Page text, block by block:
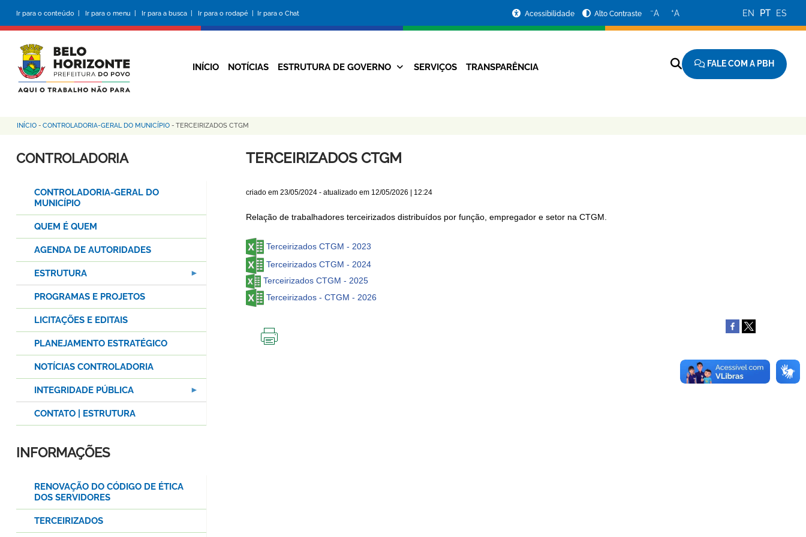
conteúdo
principal
Ir para o conteúdo | Ir para o menu | Ir para a busca | Ir para o rodapé | Ir para o Chat
da
Prefeitura
Acessibilidade Alto Contraste −A +A EN PT ES
Navegação
INÍCIO NOTÍCIAS ESTRUTURA DE GOVERNO SERVIÇOS TRANSPARÊNCIA FALE COM A PBH
Trilha
de
INÍCIO - CONTROLADORIA-GERAL DO MUNICÍPIO - TERCEIRIZADOS CTGM
TERCEIRIZADOS CTGM
criado em 23/05/2024- atualizado em 12/05/2026 | 12:24
Relação de trabalhadores terceirizados distribuídos por função, empregador e setor na CTGM.
Terceirizados CTGM - 2023
Terceirizados CTGM - 2024
Terceirizados CTGM - 2025
Terceirizados - CTGM - 2026
CONTROLADORIA
CONTROLADORIA-GERAL DO
MUNICÍPIO
QUEM É QUEM
AGENDA DE AUTORIDADES
ESTRUTURA
PROGRAMAS E PROJETOS
LICITAÇÕES E EDITAIS
PLANEJAMENTO ESTRATÉGICO
NOTÍCIAS CONTROLADORIA
INTEGRIDADE PÚBLICA
CONTATO | ESTRUTURA
INFORMAÇÕES
RENOVAÇÃO DO CÓDIGO DE ÉTICA
DOS SERVIDORES
TERCEIRIZADOS